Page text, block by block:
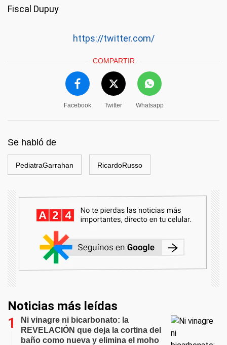
Fiscal Dupuy
https://twitter.com/
COMPARTIR
Facebook Twitter Whatsapp
Se habló de
PediatraGarrahan RicardoRusso
Noticias más leídas
Ni vinagre ni bicarbonato: la
REVELACIÓN que deja la cortina del
baño como nueva y elimina el moho